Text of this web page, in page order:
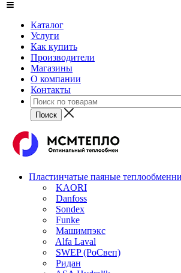
Каталог
Услуги
Как купить
Производители
Магазины
О компании
Контакты
Пластинчатые паяные
KAORI
Danfoss
Sondex
Funke
Машимпэкс
Alfa Laval
SWEP (РоСвеп)
Ридан